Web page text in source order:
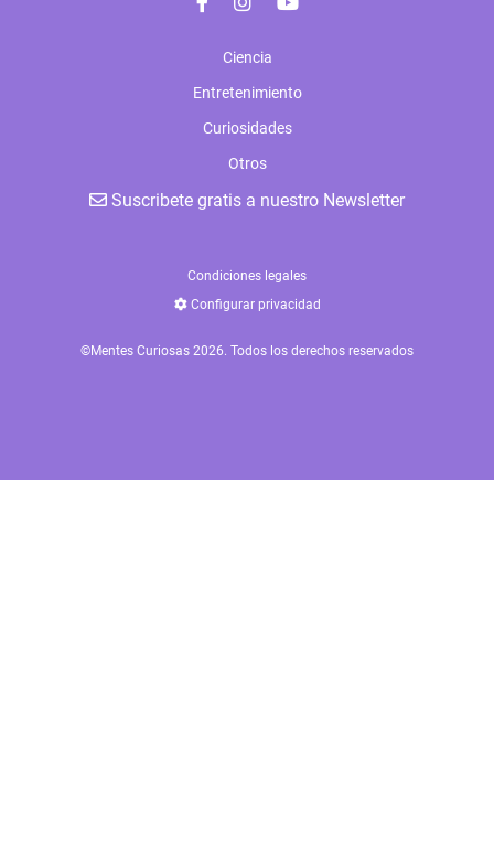
Ciencia
Entretenimiento
Curiosidades
Otros
Suscribete gratis a nuestro Newsletter
Condiciones legales
Configurar privacidad
©Mentes Curiosas 2026. Todos los derechos reservados